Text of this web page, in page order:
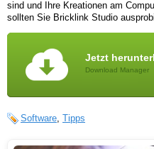
sind und Ihre Kreationen am
sollten Sie Bricklink Studio
Jetzt
Download Manager
Software Tipps